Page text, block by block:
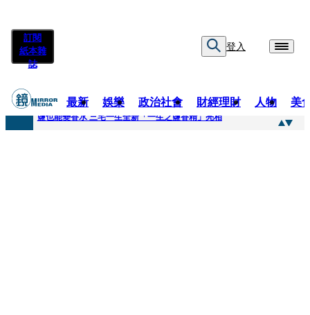
訂閱
紙本雜
誌
登入
最新 娛樂 政治社會 財經理財 人物 美
快訊
鹽也能變香水 三宅一生全新「一生之鹽香精」亮相